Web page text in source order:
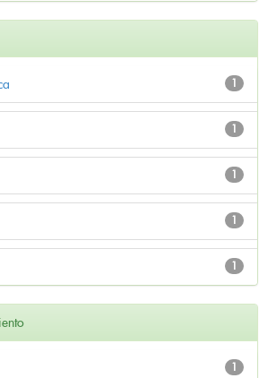
1
1
1
1
1
1